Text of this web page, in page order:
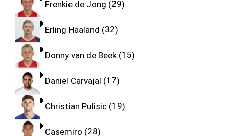
Frenkie de Jong 29
Erling Haaland 32
Donny van de Beek 15
Daniel Carvajal 17
Christian Pulisic 19
Casemiro 28